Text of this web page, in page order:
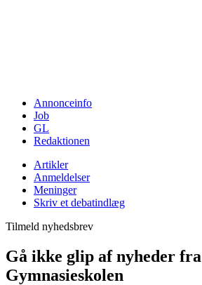
Annonceinfo
Job
GL
Redaktionen
Artikler
Anmeldelser
Meninger
Skriv et debatindlæg
Tilmeld nyhedsbrev
Gå ikke glip af nyheder fra
Gymnasieskolen